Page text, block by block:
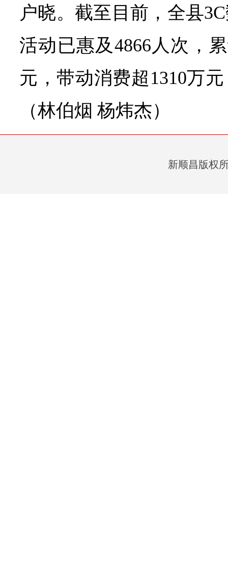
户晓。截至目前，全县
活动已惠及4866人次，
元，带动消费超1310万
（林伯烟 杨炜杰）
新顺昌版权